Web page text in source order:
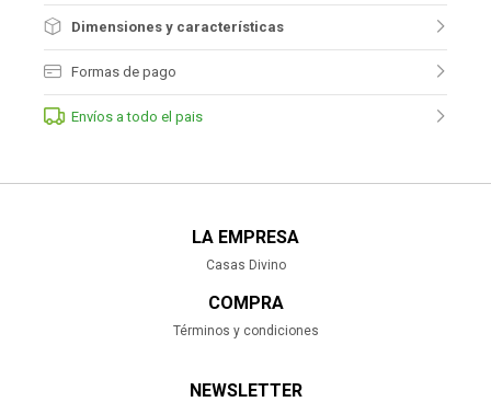
Dimensiones y características
Formas de pago
Envíos a todo el pais
LA EMPRESA
Casas Divino
COMPRA
Términos y condiciones
NEWSLETTER